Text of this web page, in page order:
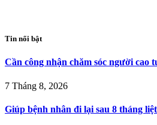
Tin nổi bật
Cần công nhận chăm sóc người cao
7 Tháng 8, 2026
Giúp bệnh nhân đi lại sau 8 tháng